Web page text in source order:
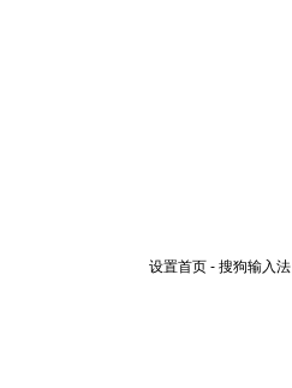
设置首页 - 搜狗输入法